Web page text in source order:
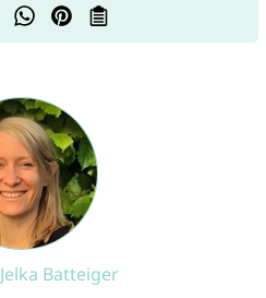
Jelka Batteiger